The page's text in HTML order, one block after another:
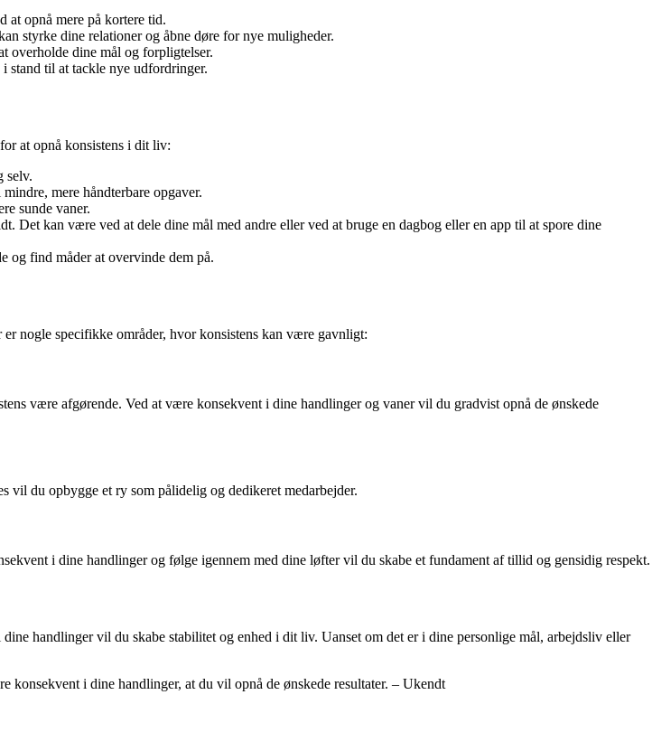
at opnå mere på kortere tid.
styrke dine relationer og åbne døre for nye muligheder.
overholde dine mål og forpligtelser.
stand til at tackle nye udfordringer.
at opnå konsistens i dit liv:
selv.
mere håndterbare opgaver.
sunde vaner.
Det kan være ved at dele dine mål med andre eller ved at bruge en dagbog eller en app til at spore dine
og find måder at overvinde dem på.
nogle specifikke områder, hvor konsistens kan være gavnligt:
være afgørende. Ved at være konsekvent i dine handlinger og vaner vil du gradvist opnå de ønskede
vil du opbygge et ry som pålidelig og dedikeret medarbejder.
i dine handlinger og følge igennem med dine løfter vil du skabe et fundament af tillid og gensidig respekt.
handlinger vil du skabe stabilitet og enhed i dit liv. Uanset om det er i dine personlige mål, arbejdsliv eller
konsekvent i dine handlinger, at du vil opnå de ønskede resultater. – Ukendt